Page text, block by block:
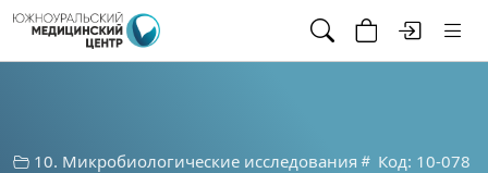
10. Микробиологические исследования
Код: 10-078